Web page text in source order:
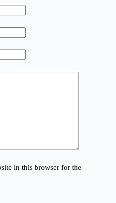
in this browser for the